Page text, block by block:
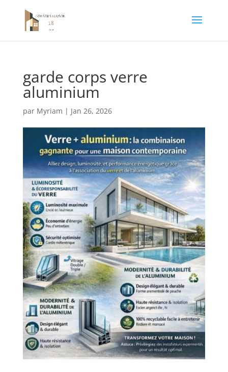
garde corps verre
aluminium
par Myriam | Jan 26, 2026